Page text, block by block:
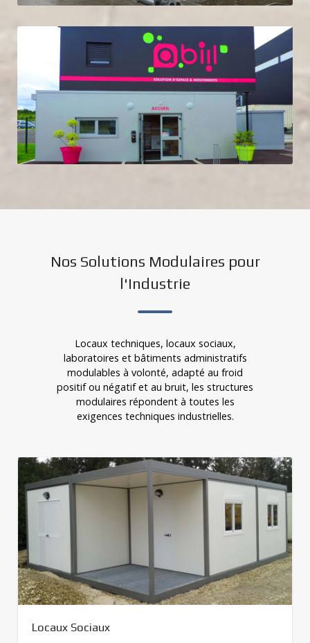
Nos Solutions Modulaires pour
l'Industrie
Locaux techniques, locaux sociaux,
laboratoires et bâtiments administratifs
modulables à volonté, adapté au froid
positif ou négatif et au bruit, les structures
modulaires répondent à toutes les
exigences techniques industrielles.
Bureaux de contrôle